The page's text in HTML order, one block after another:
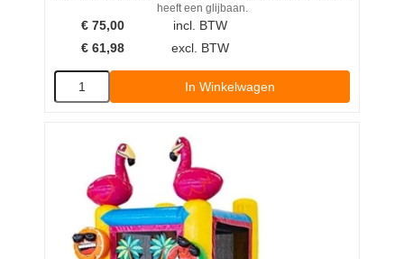
heeft een glijbaan.
€ 75,00
incl. BTW
€ 61,98 excl. BTW
In Winkelwagen